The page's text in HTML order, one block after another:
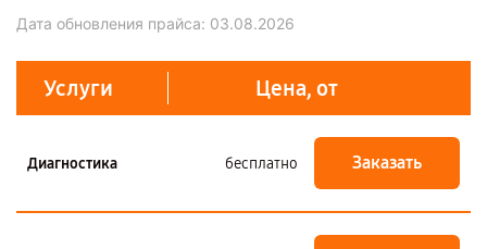
Дата обновления прайса: 03.08.2026
Услуги Цена, от
Диагностика бесплатно Заказать